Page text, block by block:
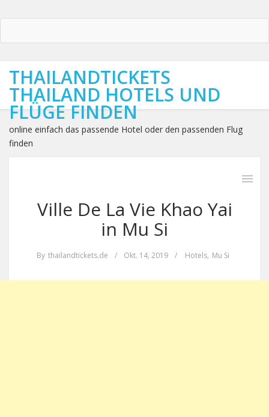
THAILANDTICKETS
THAILAND HOTELS UND
FLÜGE FINDEN
online einfach das passende Hotel oder den passenden Flug
finden
Ville De La Vie Khao Yai
in Mu Si
By thailandtickets.de / Okt. 14, 2019 / Hotels, Mu Si